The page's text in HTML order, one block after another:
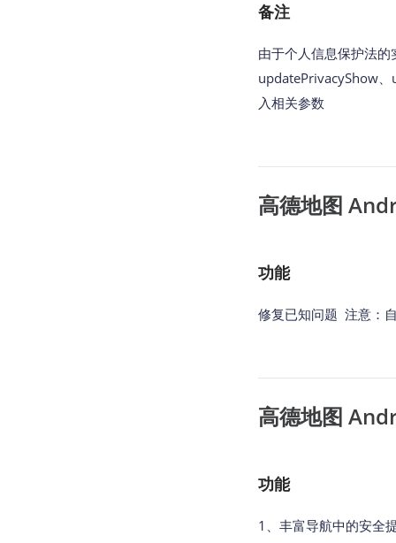
备注
由于个人信息保护法
updatePrivacyShow
入相关参数
高德地图
功能
修复已知问题 注意：
高德地图
功能
1、丰富导航中的安全